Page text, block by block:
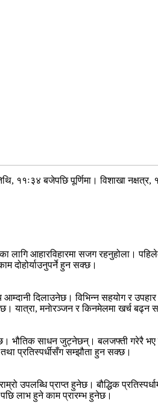
बजेपछि पूर्णिमा। विशाखा नक्षत्र,
लागि आहारविहारमा सजग रहनुहोला।
दोहोर्याउनुपर्ने हुन सक्छ।
दिलाउनेछ। विभिन्न सहयोग र
यात्रा, मनाेरञ्जन र किनमेलमा खर्च बढ्न
भौतिक साधन जुट्नेछन्। बलजफ्ती गरेरै
प्रतिस्पर्धीसँग सम्झौता हुन सक्छ।
उपलब्धि प्राप्त हुनेछ। बौद्धिक
लाभ हुने काम प्रारम्भ हुनेछ।